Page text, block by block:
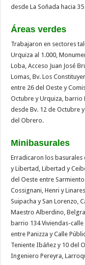
desde La Soñada hacia
Áreas verdes
Trabajaron en sectores
Urquiza al 1.000,
Loba, Acceso Juan José
Lomas, Bv. Los
entre 26 del Oeste y
Octubre y Urquiza, barrio
desde Bv. 12 de Octubre
del Obrero.
Minibasurales
Erradicaron los basurales
y Libertad, Libertad y
del Oeste entre
Cossignani, Henri y
Suipacha y San Lorenzo,
Maestro Alberdino,
barrio 134 Viviendas-calle
entre Panizza y Calle
Teniente Ibáñez y 10 del
Ingeniero Pereyra,